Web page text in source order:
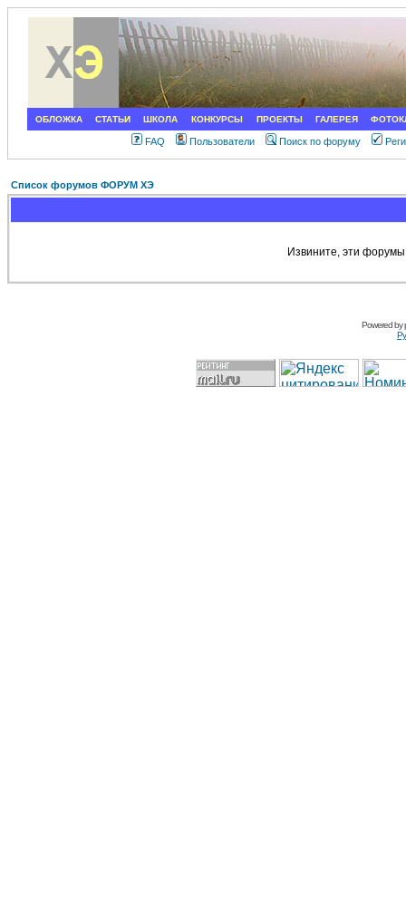
ОБЛОЖКА СТАТЬИ ШКОЛА КОНКУРСЫ ПРОЕКТЫ ГАЛЕРЕЯ
FAQ Пользователи Поиск по форуму
Список форумов ФОРУМ ХЭ
Извините, эти
Powered by